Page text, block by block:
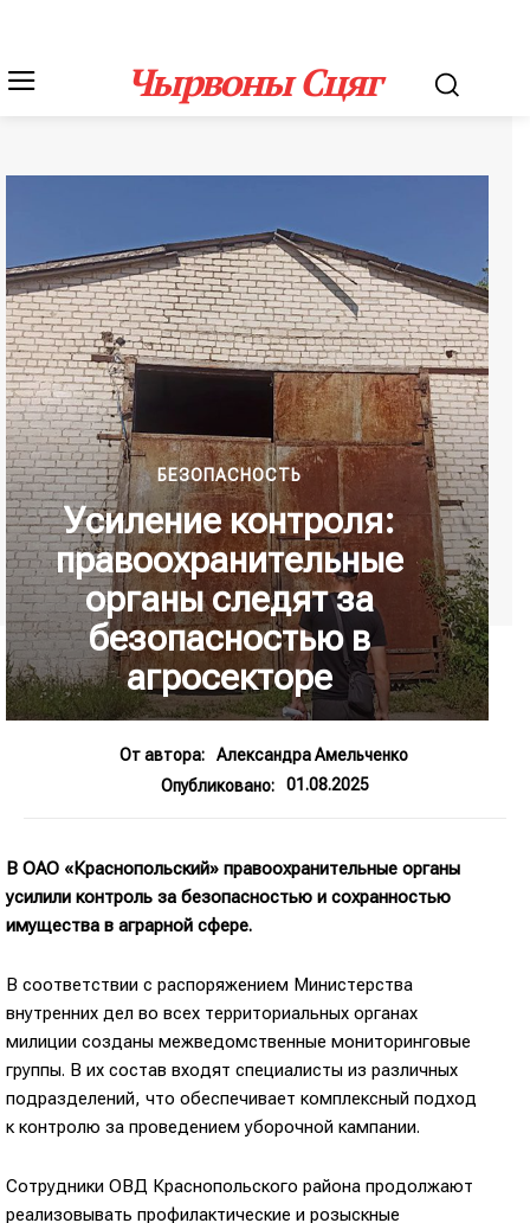
Чырвоны Сцяг
БЕЗОПАСНОСТЬ
Усиление контроля:
правоохранительные
органы следят за
безопасностью в
агросекторе
От автора:
Александра Амельченко
Опубликовано:
01.08.2025
В ОАО «Краснопольский» правоохранительные органы
усилили контроль за безопасностью и сохранностью
имущества в аграрной сфере.
В соответствии с распоряжением Министерства
внутренних дел во всех территориальных органах
милиции созданы межведомственные мониторинговые
группы. В их состав входят специалисты из различных
подразделений, что обеспечивает комплексный подход
к контролю за проведением уборочной кампании.
Сотрудники ОВД Краснопольского района продолжают
реализовывать профилактические и розыскные